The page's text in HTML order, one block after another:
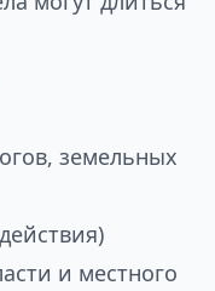
земельных
и местного